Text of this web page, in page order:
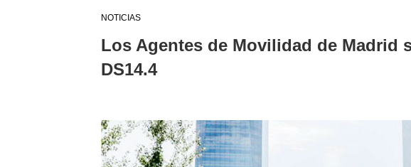
NOTICIAS
Los Agentes de Movilidad de Madrid
DS14.4